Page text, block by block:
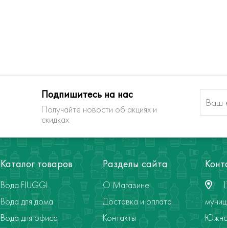
Подпишитесь на нас
Получайте новости об акциях и
скидках
Каталог товаров
Вода FIUGGI
Вода для дома
Вода для офиса
Разделы сайта
О Магазине
Доставка и оплата
Контакты